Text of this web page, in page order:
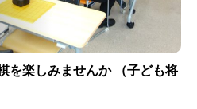
を楽しみませんか （子ども将